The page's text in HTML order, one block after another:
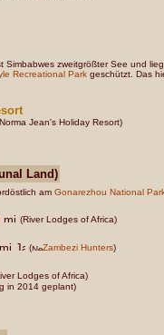
Simbabwes zweitgrößter See und
Recreational Park geschützt. Das
Jean's Holiday Resort)
Land)
am Gonarezhou National
(River Lodges of Africa)
( Zambezi Hunters)
Lodges of Africa)
in 2014 geplant)